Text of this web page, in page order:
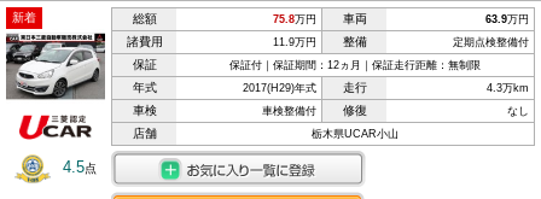
新着
4.5点
総額 75.8万円 車両 63.9万円
諸費用 11.9万円 整備 定期点検整備付
保証 保証付｜保証期間：12ヵ月｜保証走行距離：無制限
年式 2017(H29)年式 走行 4.3万km
車検 車検整備付 修復 なし
店舗 栃木県UCAR小山